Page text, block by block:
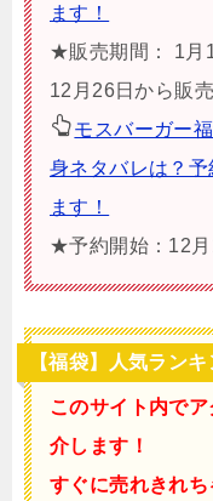
ます！
★販売期間： 1月
12月26日から販
モスバーガー
身ネタバレは？
ます！
★予約開始：12
【福袋】人気ランキ
このサイト内で
介します！
すぐに売れきれ